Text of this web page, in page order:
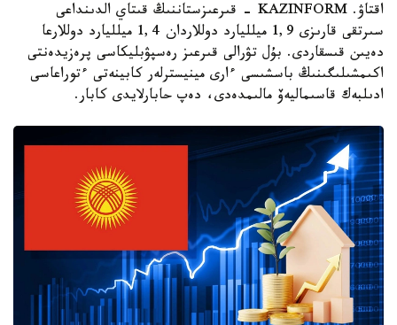
اقتاۋ. KAZINFORM - قىرعىزستاننىڭ قىتاي الدىنداعى
سىرتقى قارىزى 1,9 ميلليارد دوللاردان 1,4 ميلليارد دوللارعا
دەيىن قىسقاردى. بۇل تۋرالى قىرعىز رەسپۋبليكاسى پرەزيدەنتى
اكىمشىلىگىنىڭ باسشىسى ءارى مينيسترلەر كابينەتى ءتوراعاسى
ادىلبەك قاسىماليەۆ مالىمدەدى، دەپ حابارلايدى كابار.